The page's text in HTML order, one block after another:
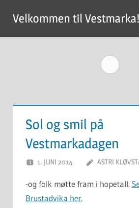
content
Velkommen til Vestmarka!
Sol og smil på
Vestmarkadagen
1. JUNI 2014 ASTRI
-og folk møtte fram i hopetall.
Brustadvika her.